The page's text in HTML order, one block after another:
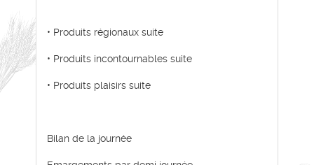
• Produits régionaux suite
• Produits incontournables suite
• Produits plaisirs suite
Bilan de la journée